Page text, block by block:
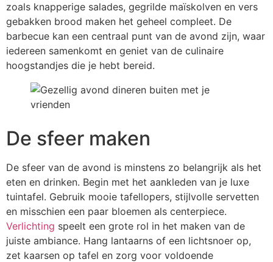
zoals knapperige salades, gegrilde maïskolven en vers
gebakken brood maken het geheel compleet. De
barbecue kan een centraal punt van de avond zijn, waar
iedereen samenkomt en geniet van de culinaire
hoogstandjes die je hebt bereid.
De sfeer maken
De sfeer van de avond is minstens zo belangrijk als het
eten en drinken. Begin met het aankleden van je luxe
tuintafel. Gebruik mooie tafellopers, stijlvolle servetten
en misschien een paar bloemen als centerpiece.
Verlichting speelt een grote rol in het maken van de
juiste ambiance. Hang lantaarns of een lichtsnoer op,
zet kaarsen op tafel en zorg voor voldoende